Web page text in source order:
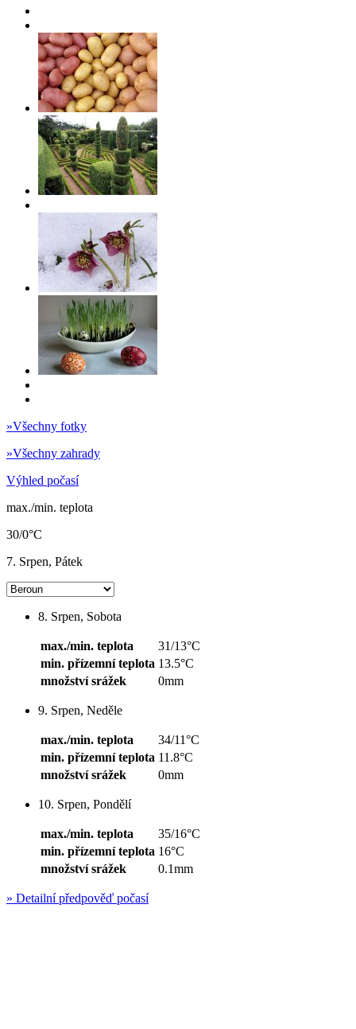
»Všechny fotky
»Všechny zahrady
Výhled počasí
max./min. teplota
30/0°C
7. Srpen, Pátek
8. Srpen, Sobota
max./min. teplota
31/13°C
min. přízemní teplota 13.5°C
množství srážek
0mm
9. Srpen, Neděle
max./min. teplota
34/11°C
min. přízemní teplota 11.8°C
množství srážek
0mm
10. Srpen, Pondělí
max./min. teplota
35/16°C
min. přízemní teplota 16°C
množství srážek
0.1mm
» Detailní předpověď počasí